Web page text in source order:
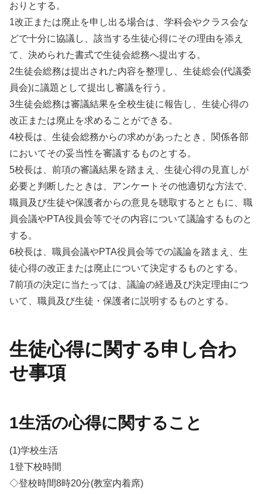
おりとする。
1改正または廃止を申し出る場合は、学科会やクラス会な
どで十分に協議し、該当する生徒心得にその理由を添え
て、決められた書式で生徒会総務へ提出する。
2生徒会総務は提出された内容を整理し、生徒総会(代議委
員会)に議題として提出し審議を行う。
3生徒会総務は審議結果を全校生徒に報告し、生徒心得の
改正または廃止を求めることができる。
4校長は、生徒会総務からの求めがあったとき、関係各部
においてその妥当性を審議するものとする。
5校長は、前項の審議結果を踏まえ、生徒心得の見直しが
必要と判断したときは、アンケートその他適切な方法で、
職員及び生徒や保護者からの意見を聴取するとともに、職
員会議やPTA役員会等でその内容について議論するものと
する。
6校長は、職員会議やPTA役員会等での議論を踏まえ、生
徒心得の改正または廃止について決定するものとする。
7前項の決定に当たっては、議論の経過及び決定理由につ
いて、職員及び生徒・保護者に説明するものとする。
生徒心得に関する申し合わ
せ事項
1生活の心得に関すること
(1)学校生活
1登下校時間
◇登校時間8時20分(教室内着席)